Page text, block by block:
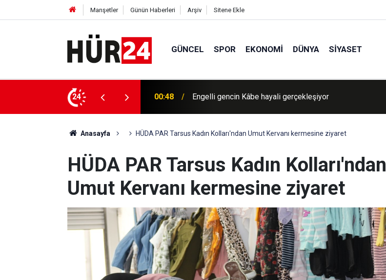
Manşetler Günün Haberleri Arşiv Sitene Ekle
GÜNCEL SPOR EKONOMI DÜNYA SIYASET
24 00:40 Bugün hava nasıl olacak?
Anasayfa HÜDA PAR Tarsus Kadın Kolları'ndan Umut Kervanı kermesine ziyaret
HÜDA PAR Tarsus Kadın Kolları'ndan
Umut Kervanı kermesine ziyaret